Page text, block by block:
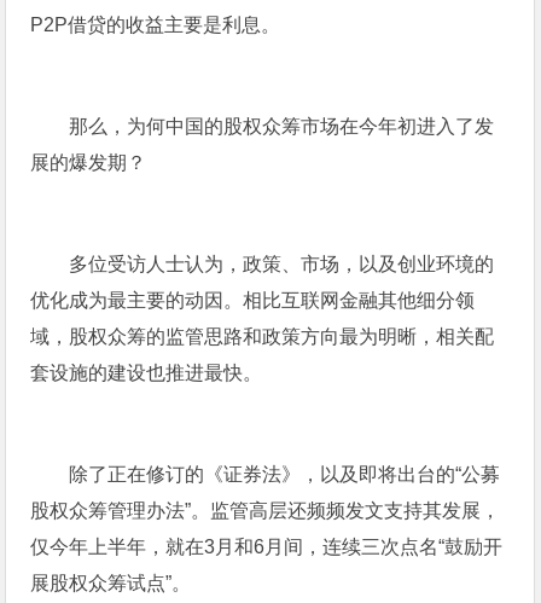
P2P借贷的收益主要是利息。
那么，为何中国的股权众筹市场在今年初进入了发
展的爆发期？
多位受访人士认为，政策、市场，以及创业环境的
优化成为最主要的动因。相比互联网金融其他细分领
域，股权众筹的监管思路和政策方向最为明晰，相关配
套设施的建设也推进最快。
除了正在修订的《证券法》，以及即将出台的“公募
股权众筹管理办法”。监管高层还频频发文支持其发展，
仅今年上半年，就在3月和6月间，连续三次点名“鼓励开
展股权众筹试点”。